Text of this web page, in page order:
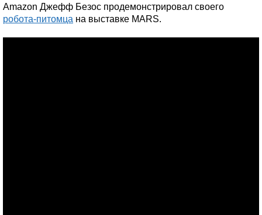
Amazon Джефф Безос продемонстрировал своего
робота-питомца на выставке MARS.